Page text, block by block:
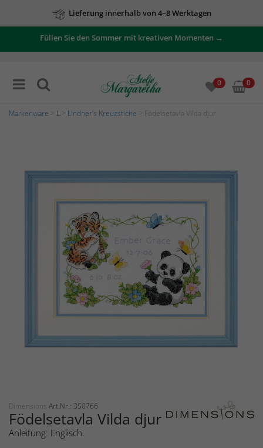
Lieferung innerhalb von 4–8 Werktagen
Füllen Sie den Sommer mit kreativen Momenten →
0 0
Markenware L Lindner's Kreuzstiche > Födelsetavla Vilda djur
Dimensions Art.Nr.: 350766
Födelsetavla Vilda djur
Anleitung: Englisch.